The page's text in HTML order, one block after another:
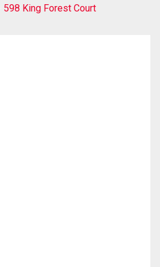
598 King Forest Court